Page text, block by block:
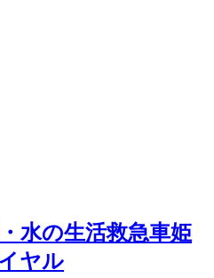
水の生活救急車姫
ヤル